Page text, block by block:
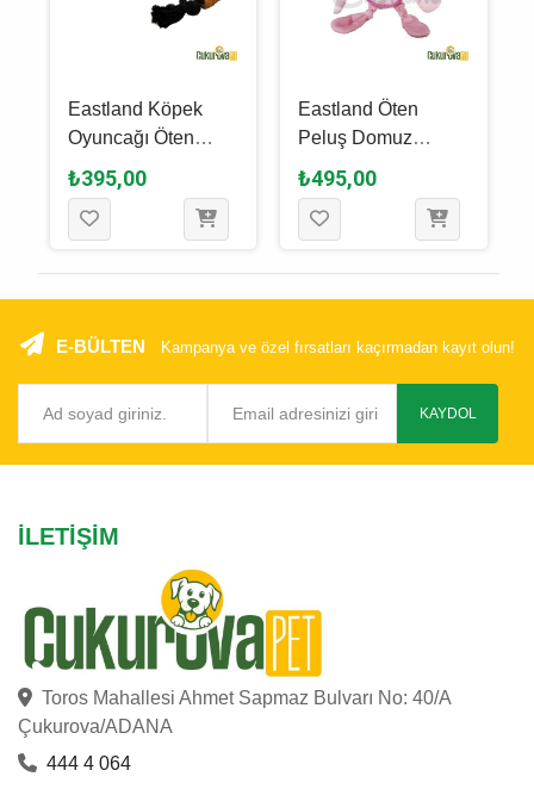
Eastland Köpek
Oyuncağı Öten
Peluş Kaplan 62
Cm
₺395,00
Eastland Öten
Peluş Domuz
Köpek Oyuncağı 30
Cm
₺495,00
E-BÜLTEN Kampanya ve özel fırsatları kaçırmadan kayıt olun!
KAYDOL
İLETIŞIM
Toros Mahallesi Ahmet Sapmaz Bulvarı No: 40/A
Çukurova/ADANA
444 4 064